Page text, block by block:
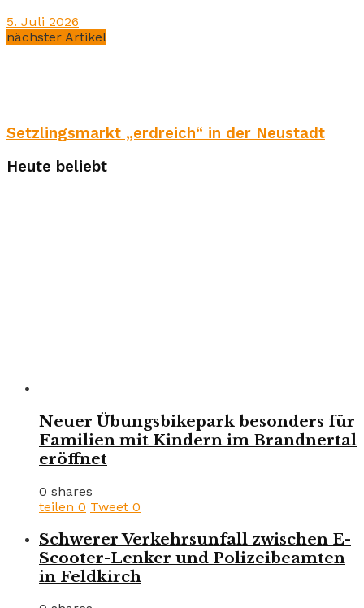
5. Juli 2026
nächster Artikel
Setzlingsmarkt „erdreich“ in der Neustadt
Heute beliebt
Neuer Übungsbikepark besonders für
Familien mit Kindern im Brandnertal
eröffnet
0 shares
teilen 0 Tweet 0
Schwerer Verkehrsunfall zwischen E-
Scooter-Lenker und Polizeibeamten
in Feldkirch